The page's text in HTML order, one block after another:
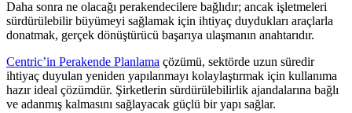
Daha sonra ne olacağı perakendecilere bağlıdır; ancak işletmeleri
sürdürülebilir büyümeyi sağlamak için ihtiyaç duydukları araçlarla
donatmak, gerçek dönüştürücü başarıya ulaşmanın anahtarıdır.
Centric’in Perakende Planlama çözümü, sektörde uzun süredir
ihtiyaç duyulan yeniden yapılanmayı kolaylaştırmak için kullanıma
hazır ideal çözümdür. Şirketlerin sürdürülebilirlik ajandalarına bağlı
ve adanmış kalmasını sağlayacak güçlü bir yapı sağlar.